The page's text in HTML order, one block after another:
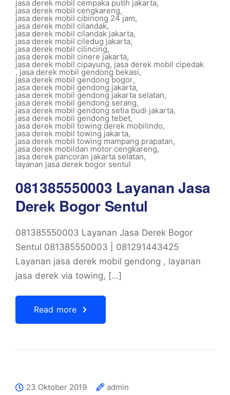
jasa derek mobil cempaka putih jakarta,
jasa derek mobil cengkareng,
jasa derek mobil cibinong 24 jam,
jasa derek mobil cilandak,
jasa derek mobil cilandak jakarta,
jasa derek mobil ciledug jakarta,
jasa derek mobil cilincing,
jasa derek mobil cinere jakarta,
jasa derek mobil cipayung, jasa derek mobil cipedak
, jasa derek mobil gendong bekasi,
jasa derek mobil gendong bogor,
jasa derek mobil gendong jakarta,
jasa derek mobil gendong jakarta selatan,
jasa derek mobil gendong serang,
jasa derek mobil gendong setia budi jakarta,
jasa derek mobil gendong tebet,
jasa derek mobil towing derek mobilindo,
jasa derek mobil towing jakarta,
jasa derek mobil towing mampang prapatan,
jasa derek mobildan motor cengkareng,
jasa derek pancoran jakarta selatan,
layanan jasa derek bogor sentul
081385550003 Layanan Jasa
Derek Bogor Sentul
081385550003 Layanan Jasa Derek Bogor
Sentul 081385550003 | 081291443425
Layanan jasa derek mobil gendong , layanan
jasa derek via towing, […]
Read more
23 Oktober 2019
admin